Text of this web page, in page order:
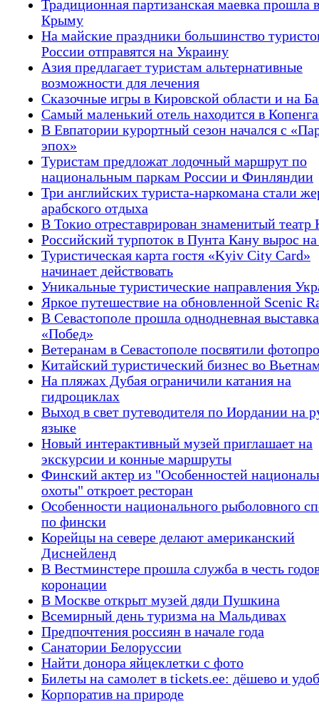
Традиционная партизанская маевка прошла в
Крыму
На майские праздники большинство
России отправятся на Украину
Азия предлагает туристам альтернативные
возможности для лечения
Сказочные игры в Кировской области и на
Самый маленький отель находится в
В Евпатории курортный сезон начался с
эпох»
Туристам предложат лодочный маршрут по
национальным паркам России и Финляндии
Три английских туриста-наркомана стали
арабского отдыха
В Токио отреставрирован знаменитый театр
Российский турпоток в Пунта Кану вырос
Туристическая карта гостя «Kyiv City Card»
начинает действовать
Уникальные туристические направления
Яркое путешествие на обновленной Scenic
В Севастополе прошла однодневная выставка
«Побед»
Ветеранам в Севастополе посвятили
Китайский туристический бизнес во
На пляжах Дубая ограничили катания на
гидроциклах
Выход в свет путеводителя по Иордании на
языке
Новый интерактивный музей приглашает на
экскурсии и конные маршруты
Финский актер из "Особенностей
охоты" откроет ресторан
Особенности национального рыболовного
по фински
Корейцы на севере делают американский
Диснейленд
В Вестминстере прошла служба в честь
коронации
В Москве открыт музей дяди Пушкина
Всемирный день туризма на Мальдивах
Предпочтения россиян в начале года
Санатории Белоруссии
Найти донора яйцеклетки с фото
Билеты на самолет в tickets.ee: дёшево и
Корпоратив на природе